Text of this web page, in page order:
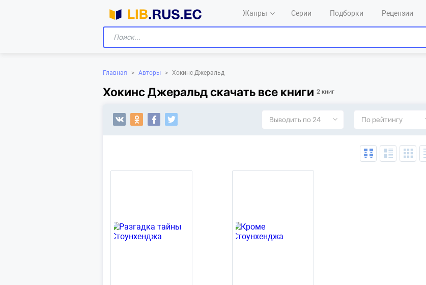
Жанры Серии Подборки Рецензии
Главная > Авторы > Хокинс Джеральд
Хокинс Джеральд скачать все книги 2 книг
Выводить по 24 По рейтингу